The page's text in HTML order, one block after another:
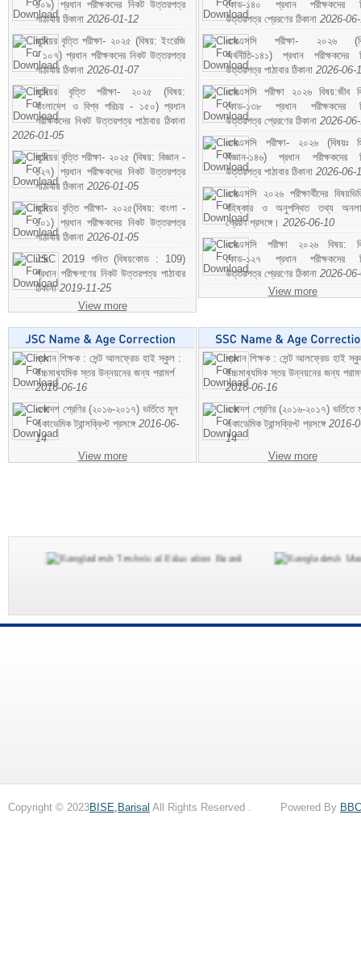
১০৯) প্রধান পরীক্ষকদের নিকট উত্তরপত্র
পাঠাবার ঠিকানা 2026-01-12
জুনিয়র বৃত্তি পরীক্ষা- ২০২৫ (বিষয়: ইংরেজি
- ১০৭) প্রধান পরীক্ষকদের নিকট উত্তরপত্র
পাঠাবার ঠিকানা 2026-01-07
জুনিয়র বৃত্তি পরীক্ষা- ২০২৫ (বিষয়:
বাংলাদেশ ও বিশ্ব পরিচয় - ১৫০) প্রধান
পরীক্ষকদের নিকট উত্তরপত্র পাঠাবার ঠিকানা
2026-01-05
জুনিয়র বৃত্তি পরীক্ষা- ২০২৫ (বিষয়: বিজ্ঞান -
১২৭) প্রধান পরীক্ষকদের নিকট উত্তরপত্র
পাঠাবার ঠিকানা 2026-01-05
জুনিয়র বৃত্তি পরীক্ষা- ২০২৫(বিষয়: বাংলা -
১০১) প্রধান পরীক্ষকদের নিকট উত্তরপত্র
পাঠাবার ঠিকানা 2026-01-05
JSC 2019 গনিত (বিষয়কোড : 109)
প্রধান পরীক্ষগণের নিকট উত্তরপত্র পাঠাবার
ঠিকানা2019-11-25
View more
কোড-১৪০ প্রধান পরীক্ষকদের
উত্তরপত্র প্রেরণের ঠিকানা 2026-
এসএসসি পরীক্ষা- ২০২৬
অর্থনীতি-১৪১) প্রধান পরীক্ষকদের
উত্তরপত্র পাঠাবার ঠিকানা 2026-06-
এসএসসি পরীক্ষা ২০২৬ বিষয়:জীব
কোড-১৩৮ প্রধান পরীক্ষকদের
উত্তরপত্র প্রেরণের ঠিকানা 2026-
এসএসসি পরীক্ষা- ২০২৬ (বিষয়ঃ
বিজ্ঞান-১৪৬) প্রধান পরীক্ষকদের
উত্তরপত্র পাঠাবার ঠিকানা 2026-06-
এসএসসি ২০২৬ পরীক্ষার্থীদের
বহিষ্কার ও অনুপস্থিত তথ্য
প্রেরণ প্রসঙ্গে। 2026-06-10
এসএসসি পরীক্ষা ২০২৬ বিষয়:
কোড-১২৭ প্রধান পরীক্ষকদের
উত্তরপত্র প্রেরণের ঠিকানা 2026-
View more
প্রধান শিক্ষক : সেন্ট আলফ্রেড হাই স্কুল :
উচ্চমাধ্যমিক স্তর উন্নয়নের জন্য পরামর্শ
2016-06-16
একাদশ শ্রেণির (২০১৬-২০১৭) ভর্তিতে মূল
একাডেমিক ট্রান্সক্রিপ্ট প্রসঙ্গে 2016-06-
14
View more
প্রধান শিক্ষক : সেন্ট আলফ্রেড হাই
উচ্চমাধ্যমিক স্তর উন্নয়নের জন্য
2016-06-16
একাদশ শ্রেণির (২০১৬-২০১৭) ভর্তিতে
একাডেমিক ট্রান্সক্রিপ্ট প্রসঙ্গে 2016-
14
View more
Copyright © 2023BISE,Barisal All Rights Reserved . Powered By